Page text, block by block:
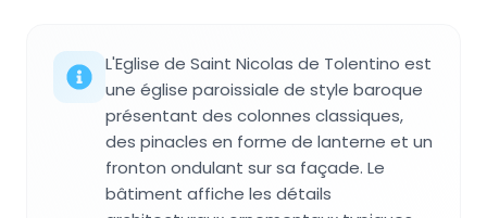
L'Eglise de Saint Nicolas de Tolentino est
une église paroissiale de style baroque
présentant des colonnes classiques,
des pinacles en forme de lanterne et un
fronton ondulant sur sa façade. Le
bâtiment affiche les détails